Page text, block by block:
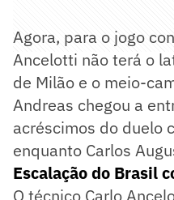
Agora, para o jogo
Ancelotti não terá o
de Milão e o meio-
Andreas chegou a
acréscimos do duelo
enquanto Carlos
Escalação do Brasil
O técnico Carlo